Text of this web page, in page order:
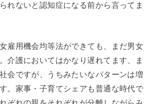
れないと認知症になる前から言ってま
雇用機会均等法ができても、まだ男女
介護においてはかなり遅れてます、ま
会ですが、うちみたいなパターンは増
。家事・子育てシェアも普通な時代で